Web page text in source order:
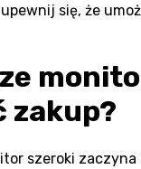
się, że
zakup?
szeroki